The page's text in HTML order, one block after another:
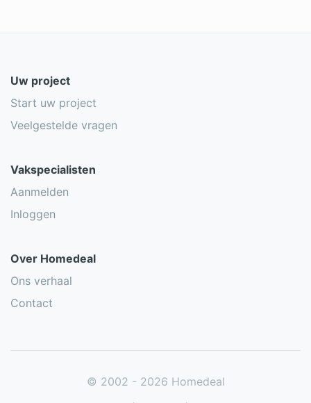
Uw project
Start uw project
Veelgestelde vragen
Vakspecialisten
Aanmelden
Inloggen
Over Homedeal
Ons verhaal
Contact
© 2002 - 2026 Homedeal